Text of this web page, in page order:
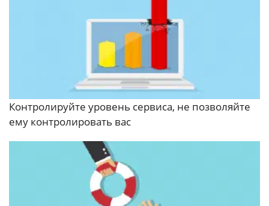
Контролируйте уровень сервиса, не позволяйте
ему контролировать вас